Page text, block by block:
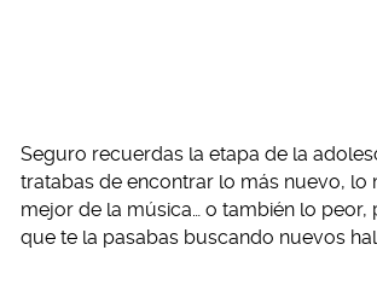
Seguro recuerdas la etapa de la
tratabas de encontrar lo más nuevo, lo
mejor de la música… o también lo peor,
que te la pasabas buscando nuevos